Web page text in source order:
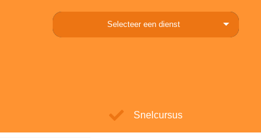
Selecteer een dienst
Snelcursus